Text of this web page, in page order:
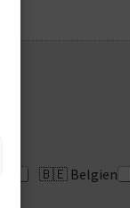
🇧🇪 Belgien